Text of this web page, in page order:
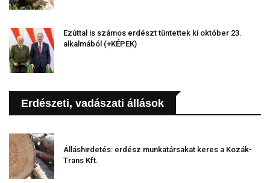
Ezúttal is számos erdészt tüntettek ki október 23.
alkalmából (+KÉPEK)
Erdészeti, vadászati állások
Álláshirdetés: erdész munkatársakat keres a Kozák-
Trans Kft.